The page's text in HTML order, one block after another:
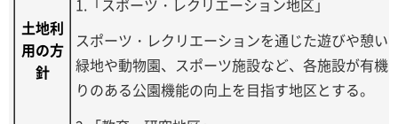
土地利
用の方
針
スポーツ・レクリエーションを通じた遊びや憩い
緑地や動物園、スポーツ施設など、各施設が有機
りのある公園機能の向上を目指す地区とする。